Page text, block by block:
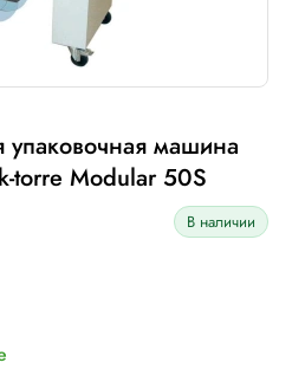
упаковочная машина
torre Modular 50S
В наличии